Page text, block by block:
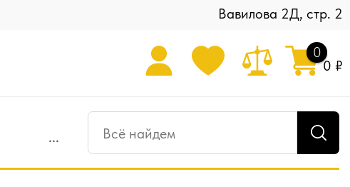
Вавилова 2Д, стр. 2
0
0 ₽
...